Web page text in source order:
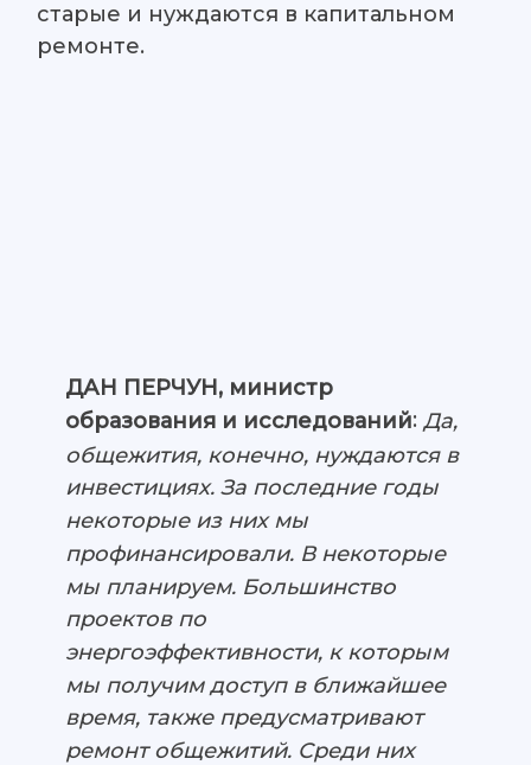
старые и нуждаются в капитальном
ремонте.
ДАН ПЕРЧУН, министр
образования и исследований:Да,
общежития, конечно, нуждаются в
инвестициях. За последние годы
некоторые из них мы
профинансировали. В некоторые
мы планируем. Большинство
проектов по
энергоэффективности, к которым
мы получим доступ в ближайшее
время, также предусматривают
ремонт общежитий. Среди них